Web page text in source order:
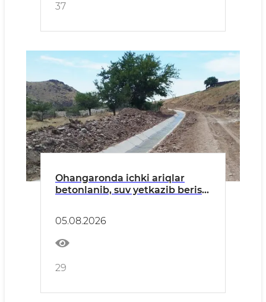
37
Ohangaronda ichki ariqlar
betonlanib, suv yetkazib berish
05.08.2026
29